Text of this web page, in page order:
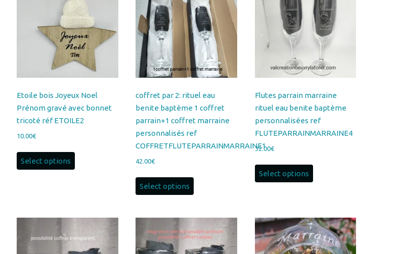
sur
la
page
produit
choisies
sur
la
page
du
produit
Etoile bois Joyeux Noel
Prénom gravé avec bonnet
tricoté réf ETOILE2
10.00€
coffret par 2: rituel eau
benite baptème 1 coffret
parrain+1 coffret marraine
personnalisés ref
COFFRETFLUTEPARRAINMARRAINE1
42.00 €
Flutes parrain marraine
rituel eau benite baptème
personnalisées ref
FLUTEPARRAINMARRAINE4
32.00 €
Select options